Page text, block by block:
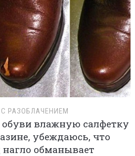
РАЗОБЛАЧЕНИЕМ
влажную салфетку
убеждаюсь, что
нагло обманывает